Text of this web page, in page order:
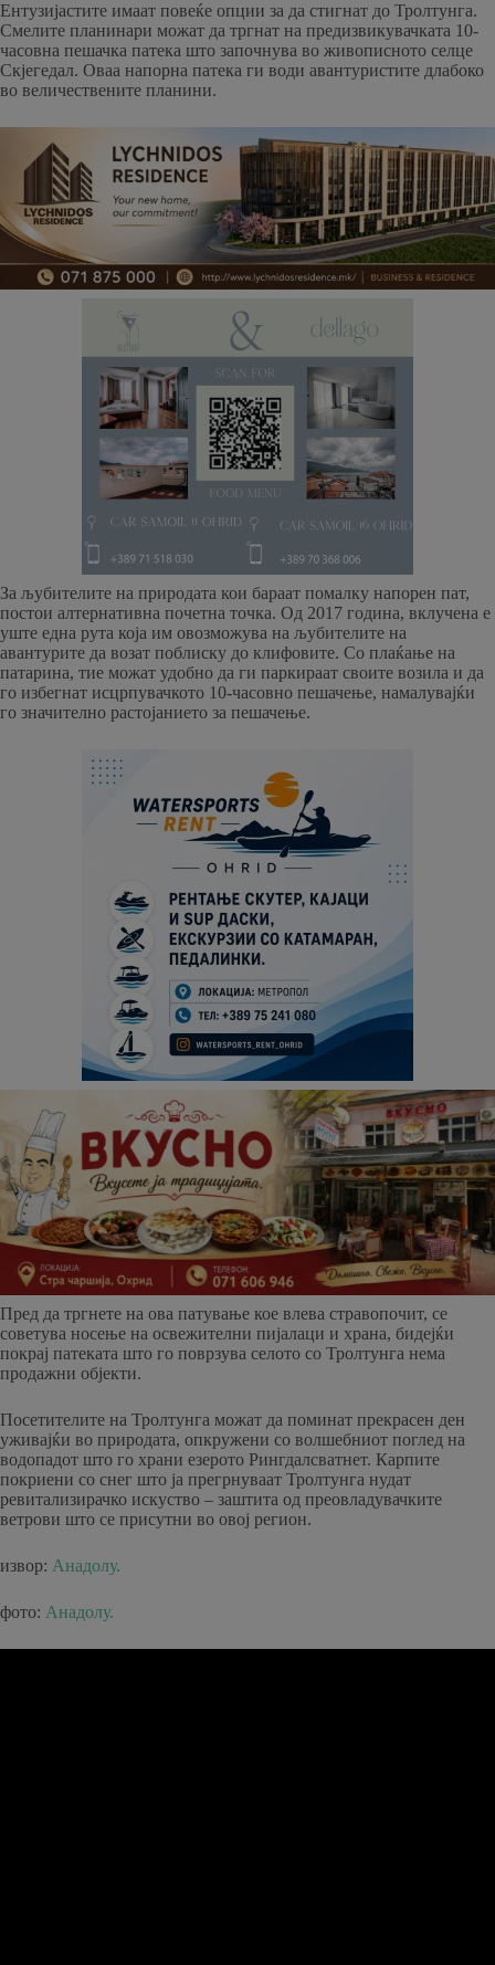
Ентузијастите имаат повеќе опции за да стигнат до Тролтунга.
Смелите планинари можат да тргнат на предизвикувачката 10-
часовна пешачка патека што започнува во живописното селце
Скјегедал. Оваа напорна патека ги води авантуристите длабоко
во величествените планини.
За љубителите на природата кои бараат помалку напорен пат,
постои алтернативна почетна точка. Од 2017 година, вклучена е
уште една рута која им овозможува на љубителите на
авантурите да возат поблиску до клифовите. Со плаќање на
патарина, тие можат удобно да ги паркираат своите возила и да
го избегнат исцрпувачкото 10-часовно пешачење, намалувајќи
го значително растојанието за пешачење.
Пред да тргнете на ова патување кое влева стравопочит, се
советува носење на освежителни пијалаци и храна, бидејќи
покрај патеката што го поврзува селото со Тролтунга нема
продажни објекти.
Посетителите на Тролтунга можат да поминат прекрасен ден
уживајќи во природата, опкружени со волшебниот поглед на
водопадот што го храни езерото Рингдалсватнет. Карпите
покриени со снег што ја прегрнуваат Тролтунга нудат
ревитализирачко искуство – заштита од преовладувачките
ветрови што се присутни во овој регион.
извор: Анадолу.
фото: Анадолу.